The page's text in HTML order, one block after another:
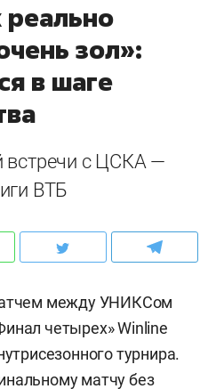
реально
зол»:
в шаге
встречи с ЦСКА —
ВТБ
между УНИКСом
четырех» Winline
турнира.
матчу без